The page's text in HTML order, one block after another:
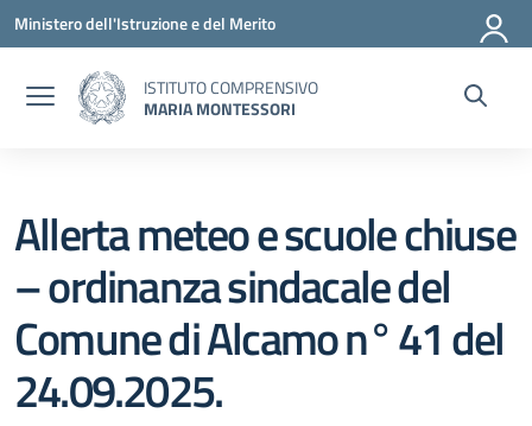
Vai ai contenuti
Vai al menu di navigazione
Vai al footer
Ministero dell'Istruzione e del Merito
ISTITUTO COMPRENSIVO
MARIA MONTESSORI
Allerta meteo e scuole chiuse
– ordinanza sindacale del
Comune di Alcamo n° 41 del
24.09.2025.